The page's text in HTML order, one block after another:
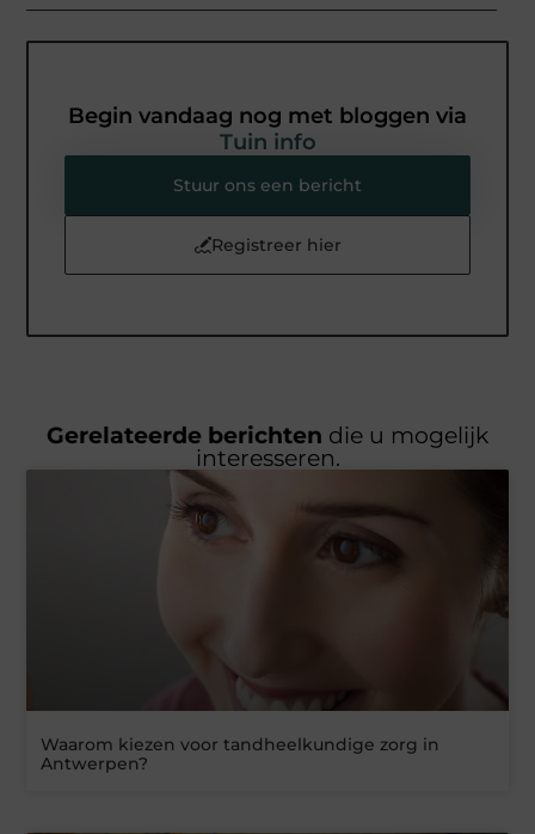
Begin vandaag nog met bloggen via
Tuin info
Stuur ons een bericht
Registreer hier
Gerelateerde berichten die u mogelijk
interesseren.
Waarom kiezen voor tandheelkundige zorg in
Antwerpen?